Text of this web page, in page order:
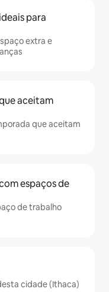
para
extra e
aceitam
que aceitam
espaços de
de trabalho
cidade (Ithaca)